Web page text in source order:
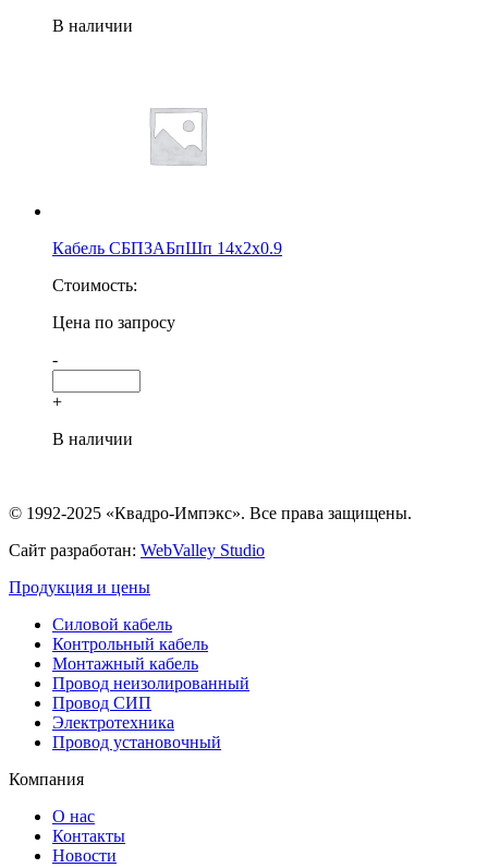
В наличии
Кабель СБПЗАБпШп 14х2х0.9
Стоимость:
Цена по запросу
-
+
В наличии
© 1992-2025 «Квадро-Импэкс». Все права защищены.
Сайт разработан: WebValley Studio
Продукция и цены
Силовой кабель
Контрольный кабель
Монтажный кабель
Провод неизолированный
Провод СИП
Электротехника
Провод установочный
Компания
О нас
Контакты
Новости